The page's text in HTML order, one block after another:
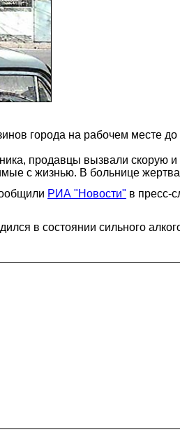
города на рабочем месте
продавцы вызвали скорую
с жизнью. В больнице
РИА "Новости" в пресс-
в состоянии сильного